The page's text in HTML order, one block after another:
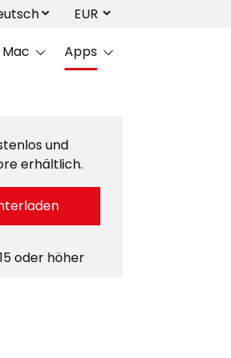
Mac Apps
und
erhältlich.
oder höher